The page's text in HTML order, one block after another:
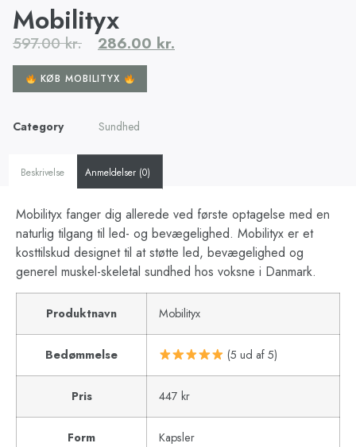
Mobilityx
597.00kr. 286.00 kr.
KØB MOBILITYX
Category Sundhed
Beskrivelse Anmeldelser (0)
Mobilityx fanger dig allerede ved første optagelse med en
naturlig tilgang til led- og bevægelighed. Mobilityx er et
kosttilskud designet til at støtte led, bevægelighed og
generel muskel-skeletal sundhed hos voksne i Danmark.
Produktnavn Mobilityx
Bedømmelse (5 ud af 5)
Pris 447 kr
Form Kapsler